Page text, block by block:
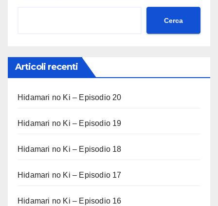
Cerca
Articoli recenti
Hidamari no Ki – Episodio 20
Hidamari no Ki – Episodio 19
Hidamari no Ki – Episodio 18
Hidamari no Ki – Episodio 17
Hidamari no Ki – Episodio 16